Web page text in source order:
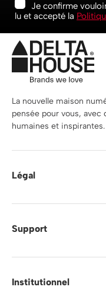
Je confirme
lu et accepté la
La nouvelle maison
pensée pour vous, avec
humaines et inspirantes.
Légal
Support
Institutionnel